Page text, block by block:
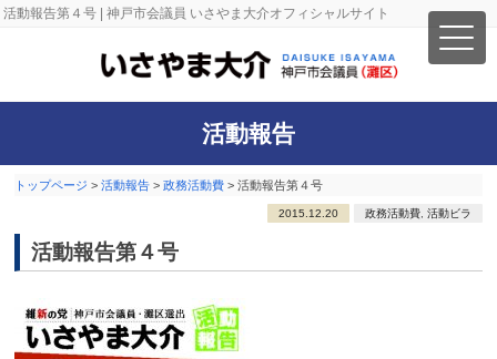
活動報告第４号 | 神戸市会議員 いさやま大介オフィシャルサイト
活動報告
トップページ >活動報告 >政務活動費 >活動報告第４号
2015.12.20 政務活動費, 活動ビラ
活動報告第４号